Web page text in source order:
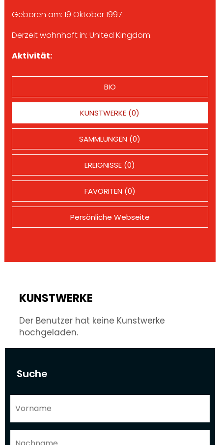
Suche
Geboren am: 19 Oktober 1997.
Derzeit wohnhaft in: United Kingdom.
Aktivität:
BIO
KUNSTWERKE (0)
SAMMLUNGEN (0)
EREIGNISSE (0)
FAVORITEN (0)
Persönliche Webseite
KUNSTWERKE
Der Benutzer hat keine Kunstwerke
hochgeladen.